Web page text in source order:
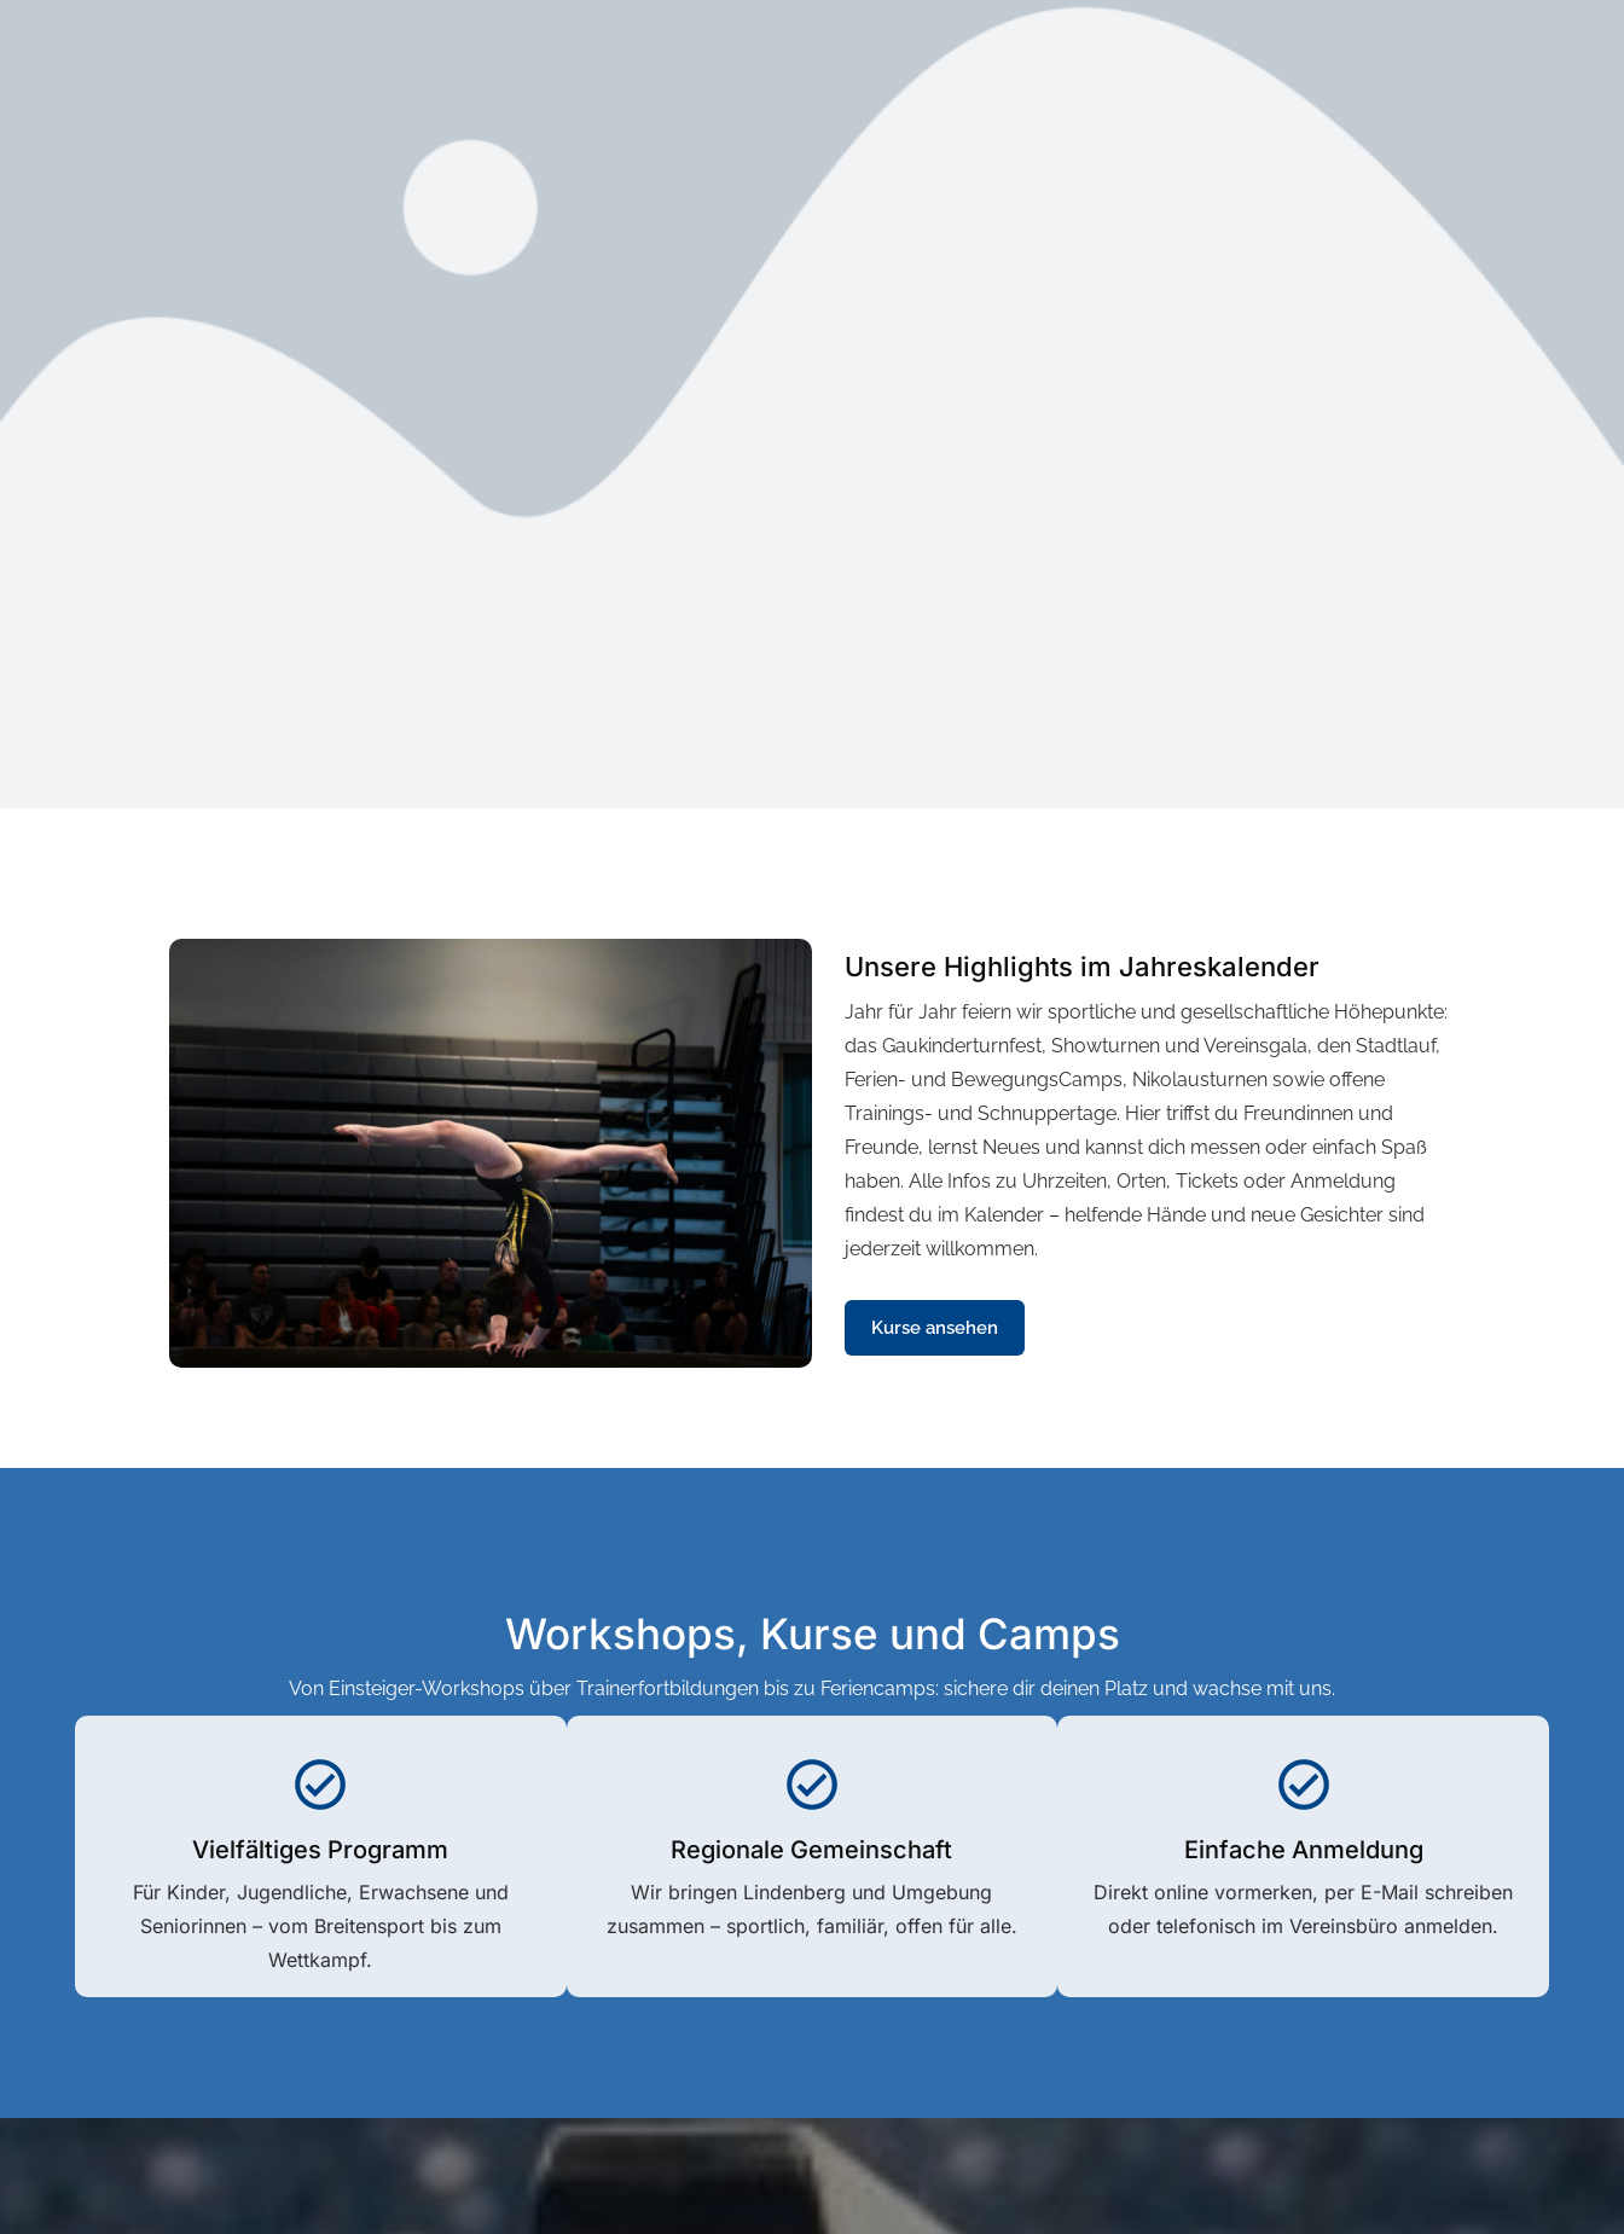
Unsere Highlights im Jahreskalender
Jahr für Jahr feiern wir sportliche und gesellschaftliche Höhepunkte:
das Gaukinderturnfest, Showturnen und Vereinsgala, den Stadtlauf,
Ferien- und BewegungsCamps, Nikolausturnen sowie offene
Trainings- und Schnuppertage. Hier triffst du Freundinnen und
Freunde, lernst Neues und kannst dich messen oder einfach Spaß
haben. Alle Infos zu Uhrzeiten, Orten, Tickets oder Anmeldung
findest du im Kalender – helfende Hände und neue Gesichter sind
jederzeit willkommen.
Kurse ansehen
Workshops, Kurse und Camps
Von Einsteiger-Workshops über Trainerfortbildungen bis zu Feriencamps: sichere dir deinen Platz und wachse mit uns.
Vielfältiges Programm
Für Kinder, Jugendliche, Erwachsene und
Seniorinnen – vom Breitensport bis zum
Wettkampf.
Regionale Gemeinschaft
Wir bringen Lindenberg und Umgebung
zusammen – sportlich, familiär, offen für alle.
Einfache Anmeldung
Direkt online vormerken, per E-Mail schreiben
oder telefonisch im Vereinsbüro anmelden.